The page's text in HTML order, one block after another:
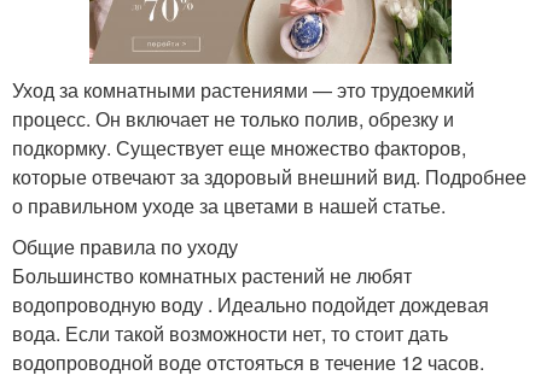
Уход за комнатными растениями — это трудоемкий
процесс. Он включает не только полив, обрезку и
подкормку. Существует еще множество факторов,
которые отвечают за здоровый внешний вид. Подробнее
о правильном уходе за цветами в нашей статье.
Общие правила по уходу
Большинство комнатных растений не любят
водопроводную воду . Идеально подойдет дождевая
вода. Если такой возможности нет, то стоит дать
водопроводной воде отстояться в течение 12 часов.